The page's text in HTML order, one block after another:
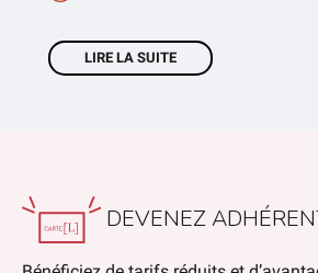
LIRE LA SUITE
DEVENEZ